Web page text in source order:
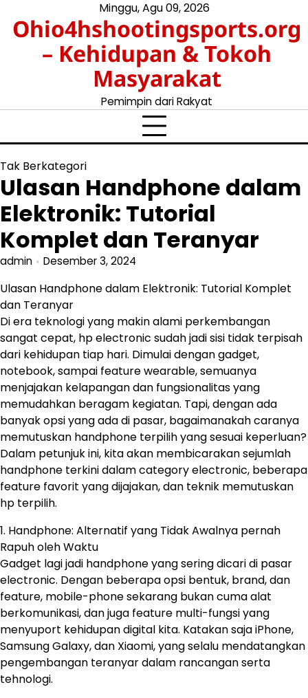
content
Minggu, Agu 09, 2026
Ohio4hshootingsports.org
– Kehidupan & Tokoh
Masyarakat
Pemimpin dari Rakyat
Tak Berkategori
Ulasan Handphone dalam
Elektronik: Tutorial
Komplet dan Teranyar
admin Desember 3, 2024
Ulasan Handphone dalam Elektronik: Tutorial Komplet
dan Teranyar
Di era teknologi yang makin alami perkembangan
sangat cepat, hp electronic sudah jadi sisi tidak terpisah
dari kehidupan tiap hari. Dimulai dengan gadget,
notebook, sampai feature wearable, semuanya
menjajakan kelapangan dan fungsionalitas yang
memudahkan beragam kegiatan. Tapi, dengan ada
banyak opsi yang ada di pasar, bagaimanakah caranya
memutuskan handphone terpilih yang sesuai keperluan?
Dalam petunjuk ini, kita akan membicarakan sejumlah
handphone terkini dalam category electronic, beberapa
feature favorit yang dijajakan, dan teknik memutuskan
hp terpilih.
1. Handphone: Alternatif yang Tidak Awalnya pernah
Rapuh oleh Waktu
Gadget lagi jadi handphone yang sering dicari di pasar
electronic. Dengan beberapa opsi bentuk, brand, dan
feature, mobile-phone sekarang bukan cuma alat
berkomunikasi, dan juga feature multi-fungsi yang
menyuport kehidupan digital kita. Katakan saja iPhone,
Samsung Galaxy, dan Xiaomi, yang selalu mendatangkan
pengembangan teranyar dalam rancangan serta
tehnologi.